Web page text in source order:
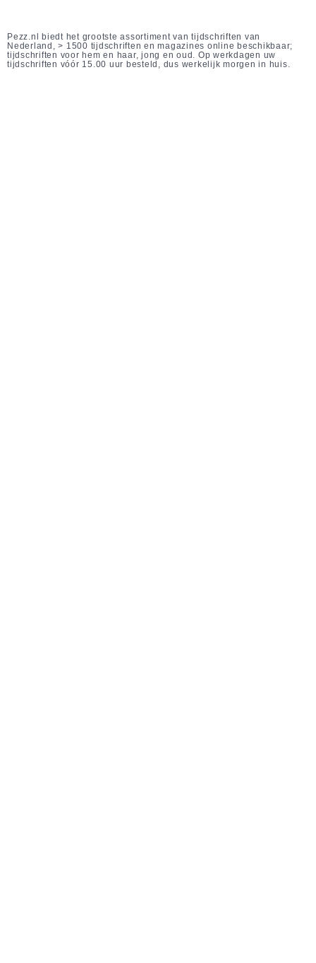
Pezz.nl biedt het grootste assortiment van tijdschriften van
Nederland, > 1500 tijdschriften en magazines online beschikbaar;
tijdschriften voor hem en haar, jong en oud. Op werkdagen uw
tijdschriften vóór 15.00 uur besteld, dus werkelijk morgen in huis.